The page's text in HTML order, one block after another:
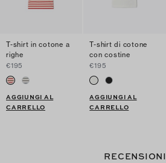
T-shirt in cotone a
righe
€195
AGGIUNGI AL
CARRELLO
T-shirt di cotone
con costine
€195
AGGIUNGI AL
CARRELLO
RECENSIONI